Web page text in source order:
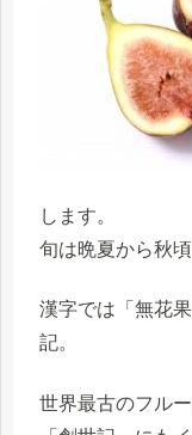
します。
旬は晩夏から秋頃
漢字では「無花
記。
世界最古のフル